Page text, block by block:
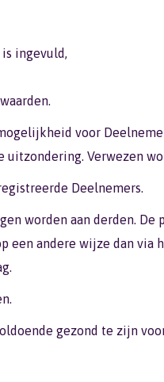
ingevuld,
voor
Verwezen
Deelnemers.
worden aan derden.
andere wijze dan via
gezond te zijn